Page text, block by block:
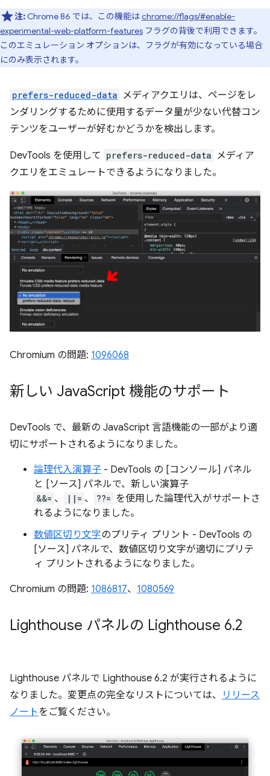
注: Chrome 86 では、この機能はchrome://flags/#enable-
experimental-web-platform-features フラグの背後で利用できます。
このエミュレーション オプションは、フラグが有効になっている場合
にのみ表示されます。
prefers-reduced-data メディアクエリは、ページをレ
ンダリングするために使用するデータ量が少ない代替コン
テンツをユーザーが好むかどうかを検出します。
DevTools を使用して prefers-reduced-data メディア
クエリをエミュレートできるようになりました。
Chromium の問題: 1096068
新しい JavaScript 機能のサポート
DevTools で、最新の JavaScript 言語機能の一部がより適
切にサポートされるようになりました。
論理代入演算子 - DevTools の [コンソール] パネル
と [ソース] パネルで、新しい演算子
&&= 、 ||= 、 ??= を使用した論理代入がサポートさ
れるようになりました。
数値区切り文字のプリティ プリント - DevTools の
[ソース] パネルで、数値区切り文字が適切にプリテ
ィ プリントされるようになりました。
Chromium の問題: 1086817、 1080569
Lighthouse パネルの Lighthouse 6.2
Lighthouse パネルで Lighthouse 6.2 が実行されるように
なりました。変更点の完全なリストについては、
リリース
ノートをご覧ください。